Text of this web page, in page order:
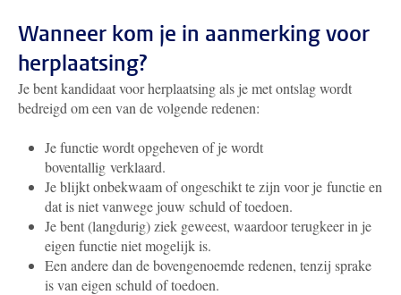
Wanneer kom je in aanmerking voor
herplaatsing?
Je bent kandidaat voor herplaatsing als je met ontslag wordt
bedreigd om een van de volgende redenen:
Je functie wordt opgeheven of je wordt
boventallig verklaard.
Je blijkt onbekwaam of ongeschikt te zijn voor je functie en
dat is niet vanwege jouw schuld of toedoen.
Je bent (langdurig) ziek geweest, waardoor terugkeer in je
eigen functie niet mogelijk is.
Een andere dan de bovengenoemde redenen, tenzij sprake
is van eigen schuld of toedoen.